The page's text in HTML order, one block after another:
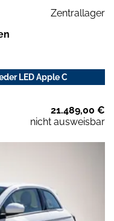
Zentrallager
LED Apple C
21.489,00 €
nicht ausweisbar